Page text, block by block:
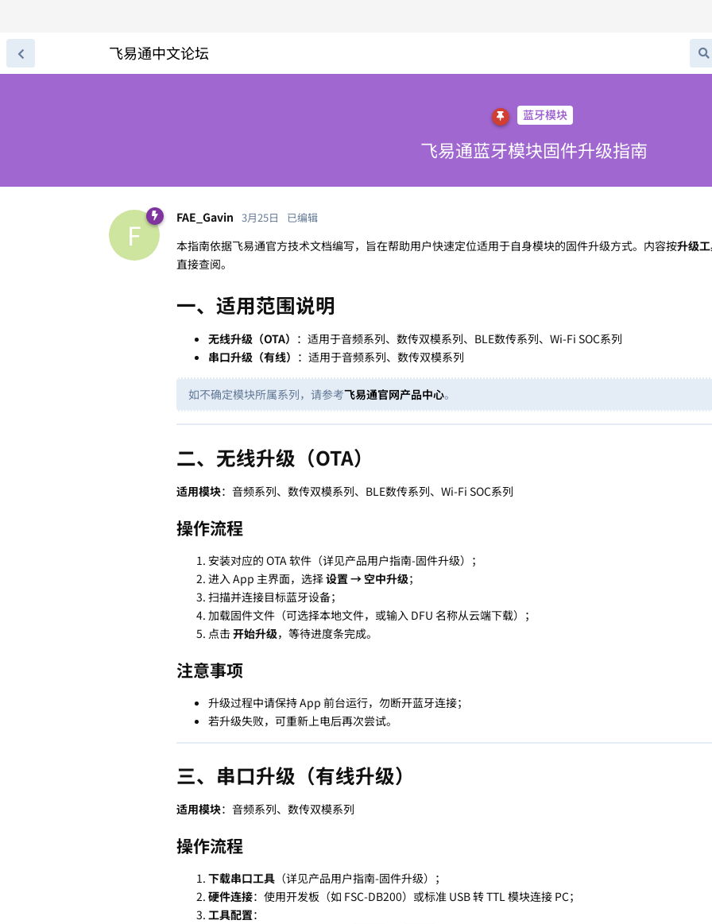
飞易通中文论坛
蓝牙模块
飞易通蓝牙模块固件升级指南
F FAE_Gavin 3月25日 已编辑
本指南依据飞易通官方技术文档编写，旨在帮助用户快速定位适用于自身模块的固件升级方式。内容按升级
直接查阅。
一、适用范围说明
无线升级（OTA） ：适用于音频系列、数传双模系列、BLE数传系列、Wi-Fi SOC系列
串口升级（有线） ：适用于音频系列、数传双模系列
如不确定模块所属系列，请参考飞易通官网产品中心。
二、无线升级（OTA）
适用模块：音频系列、数传双模系列、BLE数传系列、Wi-Fi SOC系列
操作流程
安装对应的 OTA 软件（详见产品用户指南-固件升级）；
进入 App 主界面，选择设置 → 空中升级；
扫描并连接目标蓝牙设备；
加载固件文件（可选择本地文件，或输入 DFU 名称从云端下载）；
点击 开始升级，等待进度条完成。
注意事项
升级过程中请保持 App 前台运行，勿断开蓝牙连接；
若升级失败，可重新上电后再次尝试。
三、串口升级（有线升级）
适用模块：音频系列、数传双模系列
操作流程
下载串口工具 （详见产品用户指南-固件升级）；
硬件连接：使用开发板（如 FSC-DB200）或标准 USB 转 TTL 模块连接 PC；
工具配置：